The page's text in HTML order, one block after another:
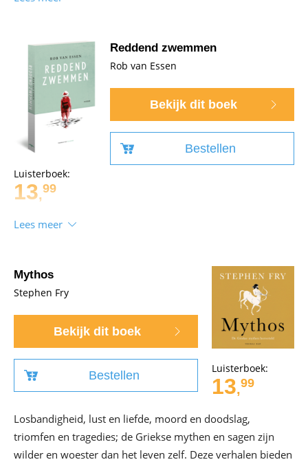
journalist Christel Don een verontrustend en vergeten
hoofdstuk uit de Nederlandse geschiedenis, een hoofdstuk
waarover niet langer gezwegen mag worden.
Luisterboek:
13,99
Reddend zwemmen
Rob van Essen
Bekijk dit boek
Bestellen
Lees meer
Luisterboek:
13,99
Mythos
Stephen Fry
Bekijk dit boek
Bestellen
Losbandigheid, lust en liefde, moord en doodslag,
triomfen en tragedies; de Griekse mythen en sagen zijn
wilder en woester dan het leven zelf. Deze verhalen bieden